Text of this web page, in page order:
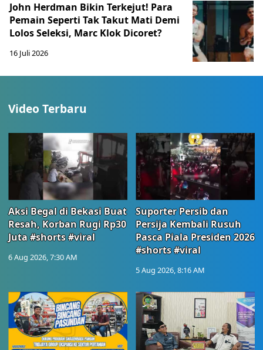
John Herdman Bikin Terkejut! Para
Pemain Seperti Tak Takut Mati Demi
Lolos Seleksi, Marc Klok Dicoret?
16 Juli 2026
Video Terbaru
Aksi Begal di Bekasi Buat
Resah, Korban Rugi Rp30
Juta #shorts #viral
6 Aug 2026, 7:30 AM
Suporter Persib dan
Persija Kembali Rusuh
Pasca Piala Presiden 2026
#shorts #viral
5 Aug 2026, 8:16 AM